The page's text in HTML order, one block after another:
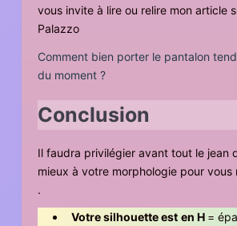
vous invite à lire ou relire mon article
Palazzo
Comment bien porter le pantalon
du moment ?
Conclusion
Il faudra privilégier avant tout le jean
mieux à votre morphologie pour vous
.
Votre silhouette est en H =